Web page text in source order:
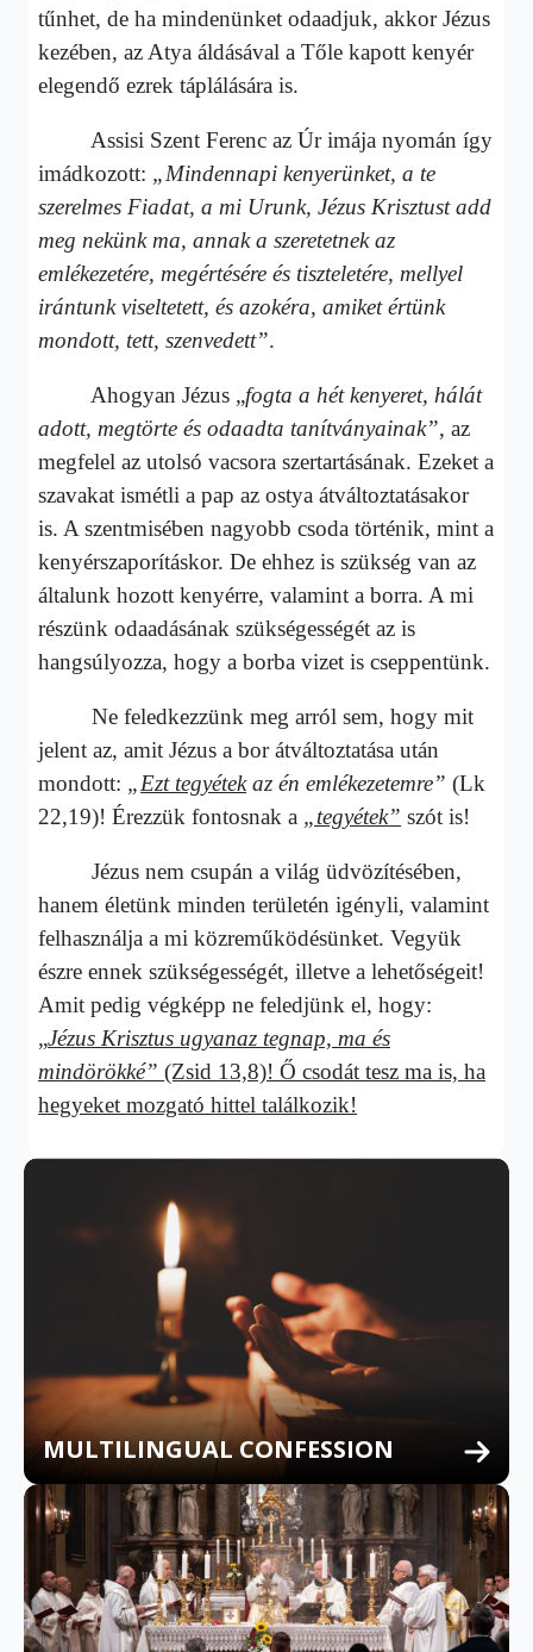
tűnhet, de ha mindenünket odaadjuk, akkor Jézus
kezében, az Atya áldásával a Tőle kapott kenyér
elegendő ezrek táplálására is.
Assisi Szent Ferenc az Úr imája nyomán így
imádkozott: „Mindennapi kenyerünket, a te
szerelmes Fiadat, a mi Urunk, Jézus Krisztust add
meg nekünk ma, annak a szeretetnek az
emlékezetére, megértésére és tiszteletére, mellyel
irántunk viseltetett, és azokéra, amiket értünk
mondott, tett, szenvedett”.
Ahogyan Jézus „fogta a hét kenyeret, hálát
adott, megtörte és odaadta tanítványainak”, az
megfelel az utolsó vacsora szertartásának. Ezeket a
szavakat ismétli a pap az ostya átváltoztatásakor
is. A szentmisében nagyobb csoda történik, mint a
kenyérszaporításkor. De ehhez is szükség van az
általunk hozott kenyérre, valamint a borra. A mi
részünk odaadásának szükségességét az is
hangsúlyozza, hogy a borba vizet is cseppentünk.
Ne feledkezzünk meg arról sem, hogy mit
jelent az, amit Jézus a bor átváltoztatása után
mondott: „Ezt tegyétekaz én emlékezetemre” (Lk
22,19)! Érezzük fontosnak a „tegyétek” szót is!
Jézus nem csupán a világ üdvözítésében,
hanem életünk minden területén igényli, valamint
felhasználja a mi közreműködésünket. Vegyük
észre ennek szükségességét, illetve a lehetőségeit!
Amit pedig végképp ne feledjünk el, hogy:
„Jézus Krisztus ugyanaz tegnap, ma és
mindörökké”(Zsid 13,8)! Ő csodát tesz ma is, ha
hegyeket mozgató hittel találkozik!
MULTILINGUAL CONFESSION